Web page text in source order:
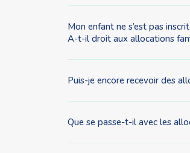
Mon enfant ne s’est pas
A-t-il droit aux allocations
Puis-je encore recevoir des
Que se passe-t-il avec les